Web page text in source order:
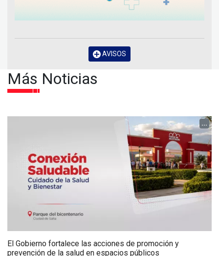
AVISOS
Más Noticias
...
El Gobierno fortalece las acciones de promoción y
prevención de la salud en espacios públicos